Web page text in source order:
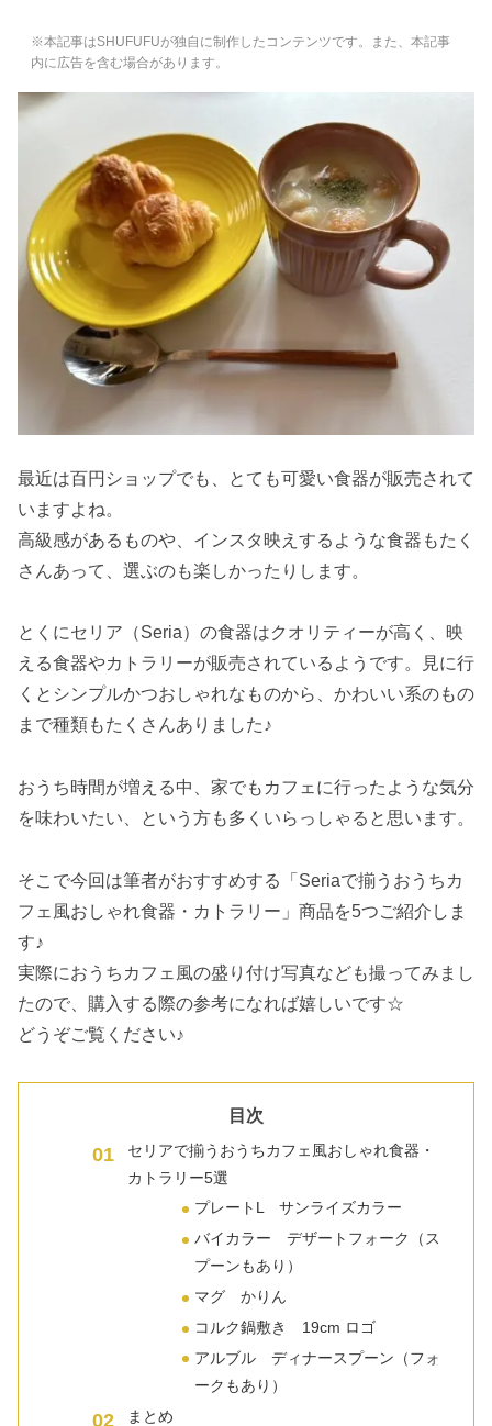
※本記事はSHUFUFUが独自に制作したコンテンツです。また、本記事
内に広告を含む場合があります。
最近は百円ショップでも、とても可愛い食器が販売されて
いますよね。
高級感があるものや、インスタ映えするような食器もたく
さんあって、選ぶのも楽しかったりします。
とくにセリア（Seria）の食器はクオリティーが高く、映
える食器やカトラリーが販売されているようです。見に行
くとシンプルかつおしゃれなものから、かわいい系のもの
まで種類もたくさんありました♪
おうち時間が増える中、家でもカフェに行ったような気分
を味わいたい、という方も多くいらっしゃると思います。
そこで今回は筆者がおすすめする「Seriaで揃うおうちカ
フェ風おしゃれ食器・カトラリー」商品を5つご紹介しま
す♪
実際におうちカフェ風の盛り付け写真なども撮ってみまし
たので、購入する際の参考になれば嬉しいです☆
どうぞご覧ください♪
目次
セリアで揃うおうちカフェ風おしゃれ食器・
カトラリー5選
プレートL サンライズカラー
バイカラー デザートフォーク（ス
プーンもあり）
マグ かりん
コルク鍋敷き 19cm ロゴ
アルブル ディナースプーン（フォ
ークもあり）
まとめ